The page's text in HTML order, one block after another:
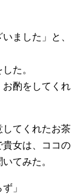
ました」と、
た。
酌をしてくれ
てくれたお茶
貴女は、ココの
てみた。
」